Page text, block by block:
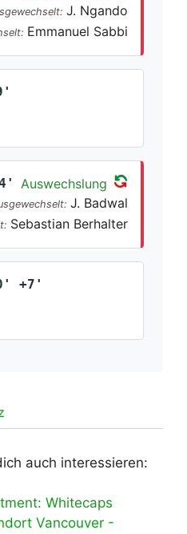
J. Ngando
Emmanuel Sabbi
Auswechslung
J. Badwal
Sebastian Berhalter
+7'
auch interessieren:
Whitecaps
Vancouver -